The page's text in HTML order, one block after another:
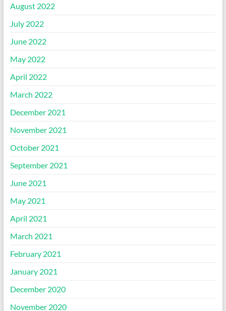
August 2022
July 2022
June 2022
May 2022
April 2022
March 2022
December 2021
November 2021
October 2021
September 2021
June 2021
May 2021
April 2021
March 2021
February 2021
January 2021
December 2020
November 2020